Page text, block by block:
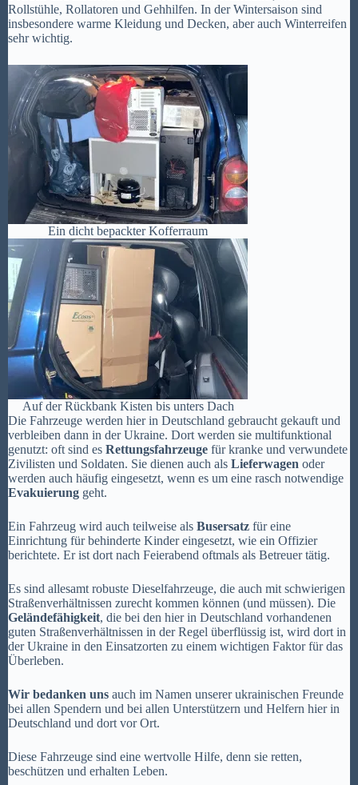
Rollstühle, Rollatoren und Gehhilfen. In der Wintersaison sind
insbesondere warme Kleidung und Decken, aber auch Winterreifen
sehr wichtig.
Ein dicht bepackter Kofferraum
Auf der Rückbank Kisten bis unters Dach
Die Fahrzeuge werden hier in Deutschland gebraucht gekauft und
verbleiben dann in der Ukraine. Dort werden sie multifunktional
genutzt: oft sind es Rettungsfahrzeuge für kranke und verwundete
Zivilisten und Soldaten. Sie dienen auch als Lieferwagen oder
werden auch häufig eingesetzt, wenn es um eine rasch notwendige
Evakuierung geht.
Ein Fahrzeug wird auch teilweise als Busersatz für eine
Einrichtung für behinderte Kinder eingesetzt, wie ein Offizier
berichtete. Er ist dort nach Feierabend oftmals als Betreuer tätig.
Es sind allesamt robuste Dieselfahrzeuge, die auch mit schwierigen
Straßenverhältnissen zurecht kommen können (und müssen). Die
Geländefähigkeit, die bei den hier in Deutschland vorhandenen
guten Straßenverhältnissen in der Regel überflüssig ist, wird dort in
der Ukraine in den Einsatzorten zu einem wichtigen Faktor für das
Überleben.
Wir bedanken uns auch im Namen unserer ukrainischen Freunde
bei allen Spendern und bei allen Unterstützern und Helfern hier in
Deutschland und dort vor Ort.
Diese Fahrzeuge sind eine wertvolle Hilfe, denn sie retten,
beschützen und erhalten Leben.